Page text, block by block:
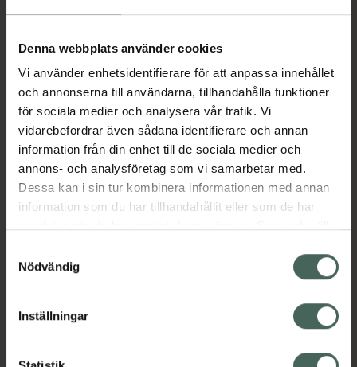
Denna webbplats använder cookies
Vi använder enhetsidentifierare för att anpassa innehållet
och annonserna till användarna, tillhandahålla funktioner
för sociala medier och analysera vår trafik. Vi
vidarebefordrar även sådana identifierare och annan
information från din enhet till de sociala medier och
annons- och analysföretag som vi samarbetar med.
Dessa kan i sin tur kombinera informationen med annan
information som du har tillhandahållit eller som de har
återkalla ditt samtycke via webbplatsens
cookieinställningar. Ett återkallat samtycke påverkar inte
lagligheten av behandling som skett innan återkallelsen.
Nödvändig
Inställningar
Beskrivning Dölj
Läs alltid bipacksedeln innan
användning.
EAN:
07046260596696